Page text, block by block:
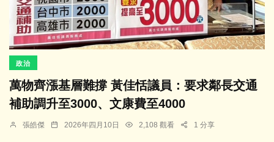
政治
萬物齊漲基層難撐 黃佳恬議員：要求鄰長交通
補助調升至3000、文康費至4000
張皓傑 2026年四月10日 2,108 觀看 1 分享